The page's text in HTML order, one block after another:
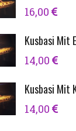
Künefe
16,00
Kusbasi Mit
14,00
Kusbasi Mit
14,00